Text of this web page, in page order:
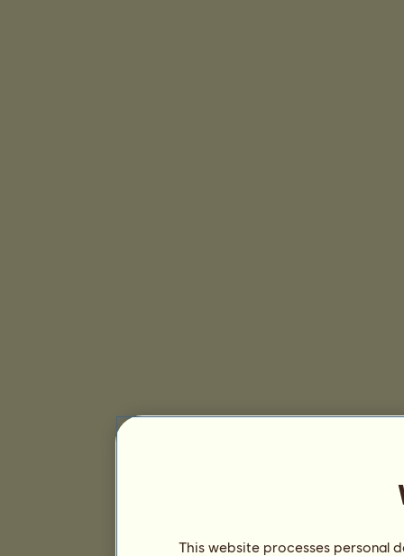
This website processes personal